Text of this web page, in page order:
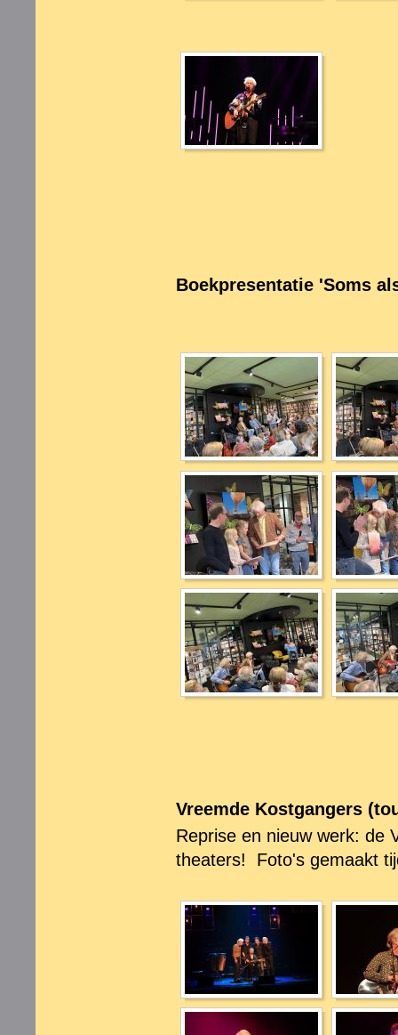
Boekpresentatie 'Soms
Vreemde Kostgangers
Reprise en nieuw werk: de
theaters! Foto's gemaakt